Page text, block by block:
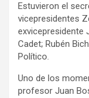
Estuvieron el
vicepresidentes
exvicepresidente
Cadet; Rubén
Político.
Uno de los
profesor Juan